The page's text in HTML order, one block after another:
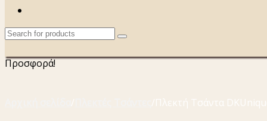
Προσφορά!
/ /Πλεκτή Τσάντα